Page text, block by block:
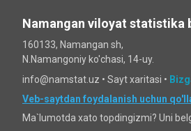
Namangan viloyat statistika
160133, Namangan sh,
N.Namangoniy ko'chasi, 14-uy.
info@namstat.uz • Sayt xaritasi •
Veb-saytdan foydalanish uchun
Ma`lumotda xato topdingizmi? Uni